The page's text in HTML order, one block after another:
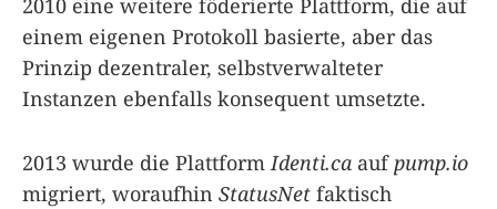
einem eigenen Protokoll basierte, aber das
Prinzip dezentraler, selbstverwalteter
Instanzen ebenfalls konsequent umsetzte.
2013 wurde die Plattform Identi.ca auf pump.io
migriert, woraufhin StatusNet faktisch